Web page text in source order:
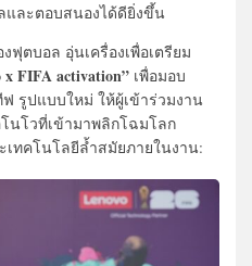
และตอบสนองได้ดียิ่งขึ้น
ตบอล อุ่นเครื่องเพื่อเตรียม
x FIFA activation” เพื่อมอบ
รูปแบบใหม่ ให้ผู้เข้าร่วมงาน
นโวที่เข้ามาพลิกโฉมโลก
ทคโนโลยีล้ำสมัยภายในงาน: